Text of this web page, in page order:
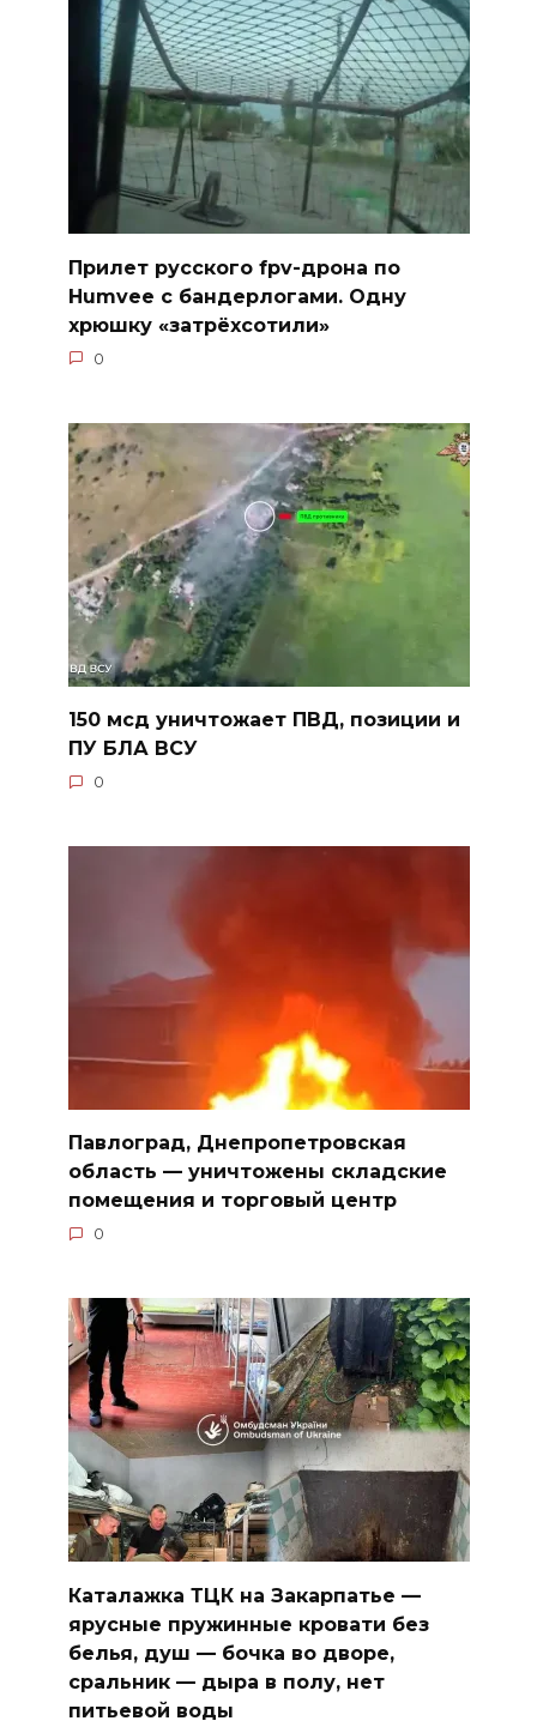
Прилет русского fpv-дрона по
Humvee с бандерлогами. Одну
хрюшку «затрёхсотили»
0
150 мсд уничтожает ПВД, позиции и
ПУ БЛА ВСУ
0
Павлоград, Днепропетровская
область — уничтожены складские
помещения и торговый центр
0
Каталажка ТЦК на Закарпатье —
ярусные пружинные кровати без
белья, душ — бочка во дворе,
сральник — дыра в полу, нет
питьевой воды